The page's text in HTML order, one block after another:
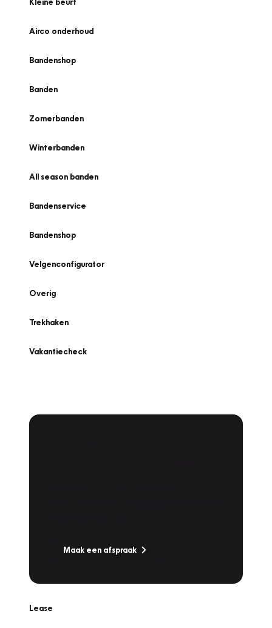
Airco onderhoud
Bandenshop
Banden
Zomerbanden
Winterbanden
All season banden
Bandenservice
Bandenshop
Velgenconfigurator
Overig
Trekhaken
Vakantiecheck
Maak een afspraak
Lease